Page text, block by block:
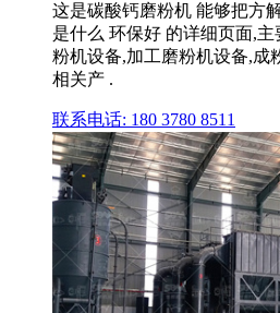
这是碳酸钙磨粉机 能够把方
是什么 环保好 的详细页面,
粉机设备,加工磨粉机设备,成
相关产 .
联系电话: 180 3780 8511